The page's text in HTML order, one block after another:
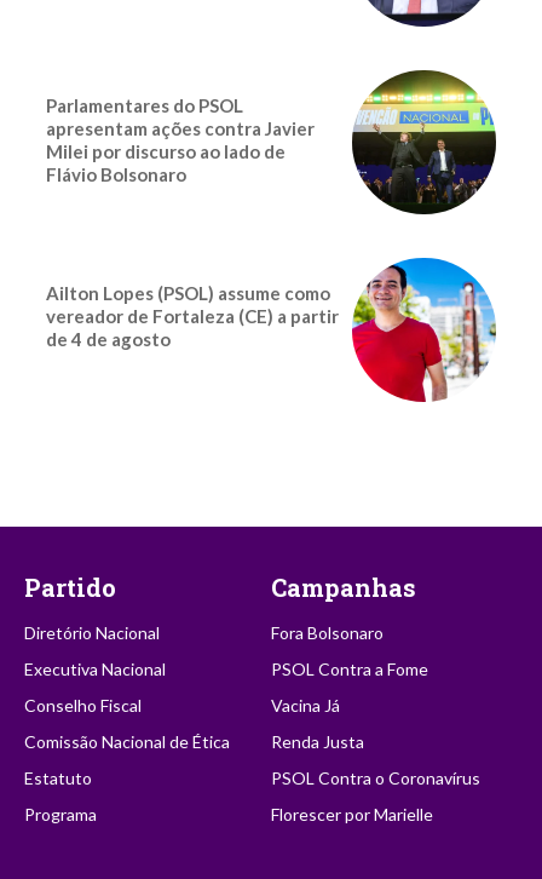
Parlamentares do PSOL
apresentam ações contra Javier
Milei por discurso ao lado de
Flávio Bolsonaro
Ailton Lopes (PSOL) assume como
vereador de Fortaleza (CE) a partir
de 4 de agosto
Partido
Diretório Nacional
Executiva Nacional
Conselho Fiscal
Comissão Nacional de Ética
Estatuto
Programa
Campanhas
Fora Bolsonaro
PSOL Contra a Fome
Vacina Já
Renda Justa
PSOL Contra o Coronavírus
Florescer por Marielle